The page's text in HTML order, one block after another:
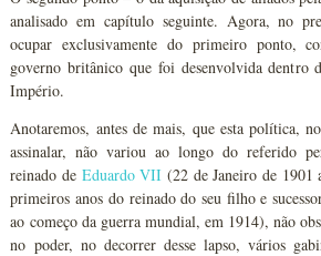
analisado em capítulo seguinte. Agora, no
ocupar exclusivamente do primeiro ponto,
governo britânico que foi desenvolvida dentro
Império.
Anotaremos, antes de mais, que esta política,
assinalar, não variou ao longo do referido
reinado de Eduardo VII (22 de Janeiro de
primeiros anos do reinado do seu filho e
ao começo da guerra mundial, em 1914), não
no poder, no decorrer desse lapso, vários